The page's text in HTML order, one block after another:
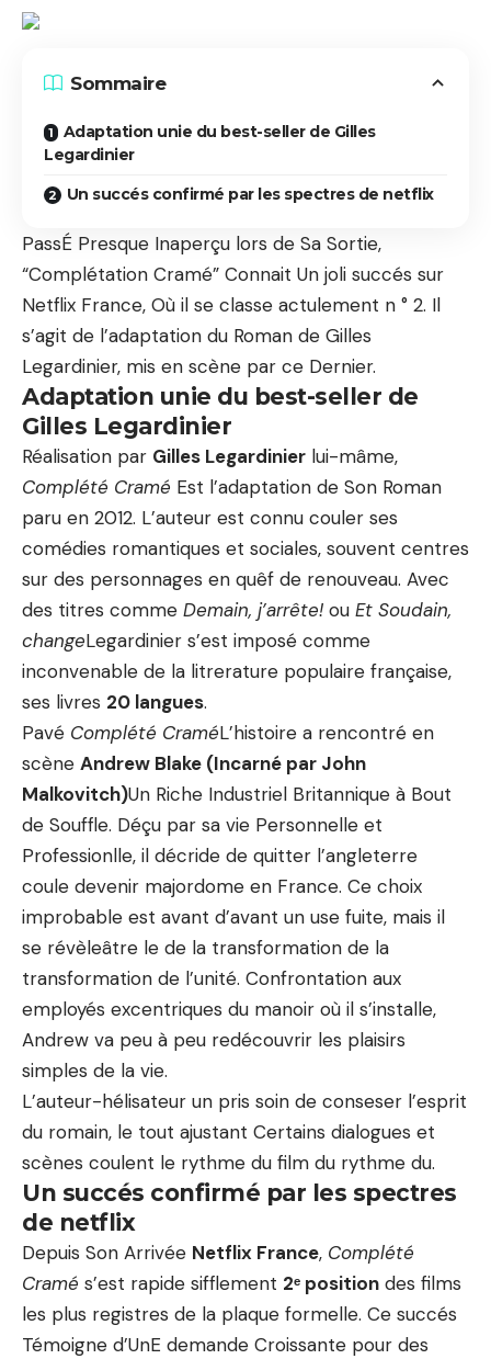
Sommaire
Adaptation unie du best-seller de Gilles
Legardinier
Un succés confirmé par les spectres de netflix
PassÉ Presque Inaperçu lors de Sa Sortie,
“Complétation Cramé” Connait Un joli succés sur
Netflix France, Où il se classe actulement n ° 2. Il
s’agit de l’adaptation du Roman de Gilles
Legardinier, mis en scène par ce Dernier.
Adaptation unie du best-seller de
Gilles Legardinier
Réalisation par Gilles Legardinier lui-mâme,
Complété Cramé Est l’adaptation de Son Roman
paru en 2012. L’auteur est connu couler ses
comédies romantiques et sociales, souvent centres
sur des personnages en quêf de renouveau. Avec
des titres comme Demain, j’arrête! ou Et Soudain,
changeLegardinier s’est imposé comme
inconvenable de la litrerature populaire française,
ses livres 20 langues.
Pavé Complété CraméL’histoire a rencontré en
scène Andrew Blake (Incarné par John
Malkovitch)Un Riche Industriel Britannique à Bout
de Souffle. Déçu par sa vie Personnelle et
Professionlle, il décride de quitter l’angleterre
coule devenir majordome en France. Ce choix
improbable est avant d’avant un use fuite, mais il
se révèleâtre le de la transformation de la
transformation de l’unité. Confrontation aux
employés excentriques du manoir où il s’installe,
Andrew va peu à peu redécouvrir les plaisirs
simples de la vie.
L’auteur-hélisateur un pris soin de conseser l’esprit
du romain, le tout ajustant Certains dialogues et
scènes coulent le rythme du film du rythme du.
Un succés confirmé par les spectres
de netflix
Depuis Son Arrivée Netflix France, Complété
Cramé s’est rapide sifflement 2ᵉ position des films
les plus registres de la plaque formelle. Ce succés
Témoigne d’UnE demande Croissante pour des